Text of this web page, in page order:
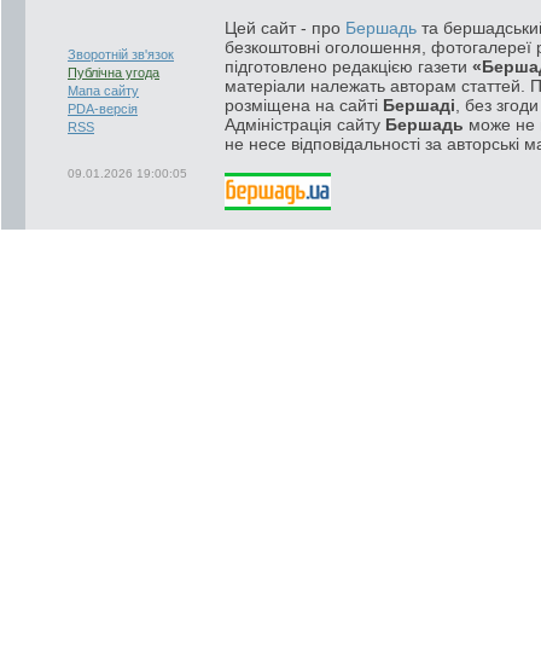
Зворотній зв'язок
Публічна угода
Мапа сайту
PDA-версія
RSS
09.01.2026 19:00:05
Цей сайт - про Бершадь та
безкоштовні оголошення, фотогалереї
підготовлено редакцією газети
матеріали належать авторам статтей.
розміщена на сайті Бершаді , без
Адміністрація сайту Бершадь може не
не несе відповідальності за авторські